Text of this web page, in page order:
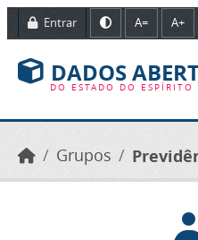
Ir para o conteúdo principal
Entrar A= A+
DADOS
DO ESTADO DO ESPÍRITO
Grupos